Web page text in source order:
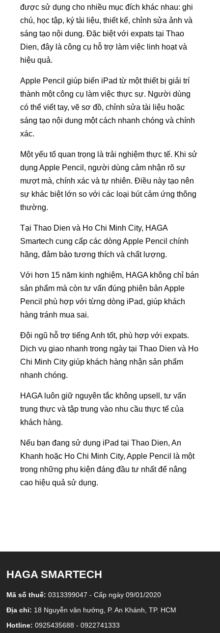
được sử dụng cho nhiều mục đích khác nhau: ghi
chú, học tập, ký tài liệu, thiết kế, chỉnh sửa ảnh và
sáng tạo nội dung. Đặc biệt với expats tại Thao
Dien, đây là công cụ hỗ trợ làm việc linh hoạt và
hiệu quả.
Apple Pencil giúp biến iPad từ một thiết bị giải trí
thành một công cụ làm việc thực sự. Người dùng
có thể viết tay, vẽ sơ đồ, chỉnh sửa tài liệu hoặc
sáng tạo nội dung một cách nhanh chóng và chính
xác.
Một yếu tố quan trọng là trải nghiệm thực tế. Khi sử
dụng Apple Pencil, người dùng cảm nhận rõ sự
mượt mà, chính xác và tự nhiên. Điều này tạo nên
sự khác biệt lớn so với các loại bút cảm ứng thông
thường.
Tại Thao Dien và Ho Chi Minh City, HAGA
Smartech cung cấp các dòng Apple Pencil chính
hãng, đảm bảo tương thích và chất lượng.
Với hơn 15 năm kinh nghiệm, HAGA không chỉ bán
sản phẩm mà còn tư vấn đúng phiên bản Apple
Pencil phù hợp với từng dòng iPad, giúp khách
hàng tránh mua sai.
Đội ngũ hỗ trợ tiếng Anh tốt, phù hợp với expats.
Dịch vụ giao nhanh trong ngày tại Thao Dien và Ho
Chi Minh City giúp khách hàng nhận sản phẩm
nhanh chóng.
HAGA luôn giữ nguyên tắc không upsell, tư vấn
trung thực và tập trung vào nhu cầu thực tế của
khách hàng.
Nếu bạn đang sử dụng iPad tại Thao Dien, An
Khanh hoặc Ho Chi Minh City, Apple Pencil là một
trong những phụ kiện đáng đầu tư nhất để nâng
cao hiệu quả sử dụng.
HAGA SMARTECH
Mã số thuế:0313399047 - Cấp ngày 09/01/2020
Địa chỉ: 18 Nguyễn văn hưởng, P. An Khánh, TP. HCM
Hotline:0925435688 - 0922741333